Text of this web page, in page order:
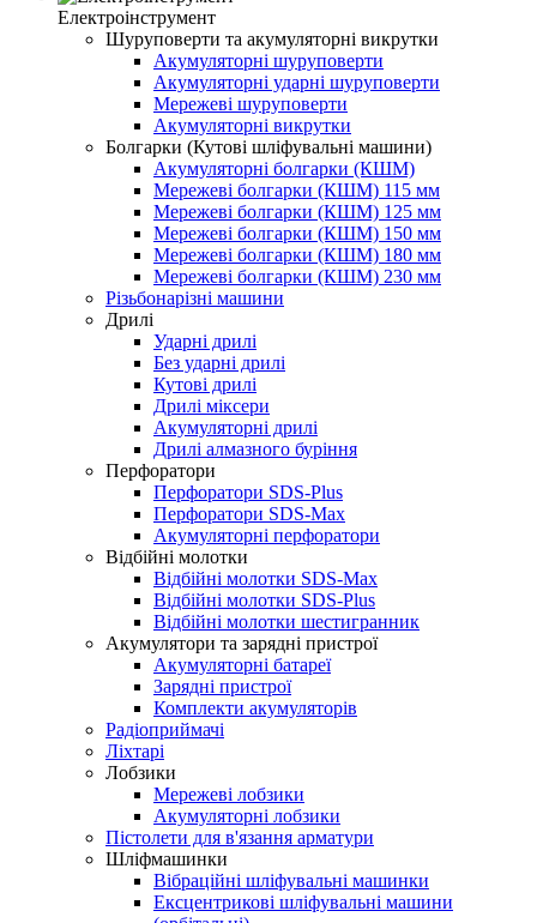
Електроінструмент
Шуруповерти та акумуляторні викрутки
Акумуляторні шуруповерти
Акумуляторні ударні шуруповерти
Мережеві шуруповерти
Акумуляторні викрутки
Болгарки (Кутові шліфувальні машини)
Акумуляторні болгарки (КШМ)
Мережеві болгарки (КШМ) 115 мм
Мережеві болгарки (КШМ) 125 мм
Мережеві болгарки (КШМ) 150 мм
Мережеві болгарки (КШМ) 180 мм
Мережеві болгарки (КШМ) 230 мм
Різьбонарізні машини
Дрилі
Ударні дрилі
Без ударні дрилі
Кутові дрилі
Дрилі міксери
Акумуляторні дрилі
Дрилі алмазного буріння
Перфоратори
Перфоратори SDS-Plus
Перфоратори SDS-Max
Акумуляторні перфоратори
Відбійні молотки
Відбійні молотки SDS-Max
Відбійні молотки SDS-Plus
Відбійні молотки шестигранник
Акумулятори та зарядні пристрої
Акумуляторні батареї
Зарядні пристрої
Комплекти акумуляторів
Радіоприймачі
Ліхтарі
Лобзики
Мережеві лобзики
Акумуляторні лобзики
Пістолети для в'язання арматури
Шліфмашинки
Вібраційні шліфувальні машинки
Ексцентрикові шліфувальні машини